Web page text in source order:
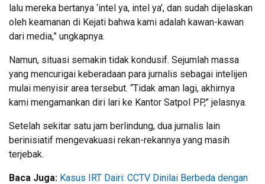
lalu mereka bertanya ‘intel ya, intel ya’, dan sudah dijelaskan
oleh keamanan di Kejati bahwa kami adalah kawan-kawan
dari media,” ungkapnya.
Namun, situasi semakin tidak kondusif. Sejumlah massa
yang mencurigai keberadaan para jurnalis sebagai intelijen
mulai menyisir area tersebut. “Tidak aman lagi, akhirnya
kami mengamankan diri lari ke Kantor Satpol PP,” jelasnya.
Setelah sekitar satu jam berlindung, dua jurnalis lain
berinisiatif mengevakuasi rekan-rekannya yang masih
terjebak.
Baca Juga: Kasus IRT Dairi: CCTV Dinilai Berbeda dengan